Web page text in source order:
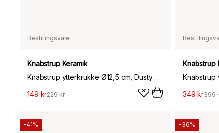
Bestillingsvare
Knabstrup Keramik
Knabstrup ytterkrukke Ø12,5 cm, Dusty blue
149 kr229 kr
Knabstrup
Knabstrup
349 kr399
-41% -36%